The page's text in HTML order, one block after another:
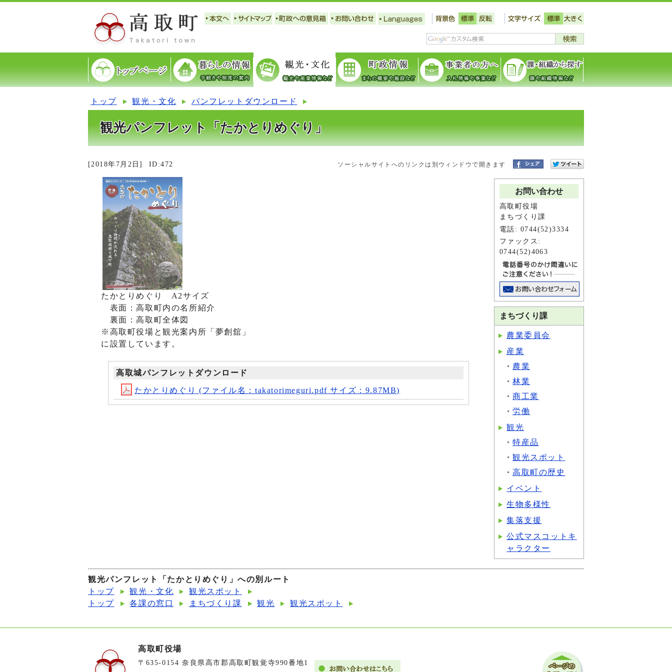
トップ 観光・文化 パンフレットダウンロード
観光パンフレット「たかとりめぐり」
[2018年7月2日] ID:472 ソーシャルサイトへのリンクは別ウィンドウで開きます
たかとりめぐり A2サイズ
表面：高取町内の名所紹介
裏面：高取町全体図
※高取町役場と観光案内所「夢創舘」
に設置しています。
高取城パンフレットダウンロード
たかとりめぐり (ファイル名：takatorimeguri.pdf サイズ：9.87MB)
お問い合わせ
高取町役場
まちづくり課
電話: 0744(52)3334
ファックス:
0744(52)4063
まちづくり課
農業委員会
産業
農業
林業
商工業
労働
観光
特産品
観光スポット
高取町の歴史
イベント
生物多様性
集落支援
公式マスコットキ
ャラクター
観光パンフレット「たかとりめぐり」への別ルート
トップ
観光・文化
観光スポット
トップ
各課の窓口 まちづくり課 観光 観光スポット
高取町役場
〒635-0154 奈良県高市郡高取町観覚寺990番地1